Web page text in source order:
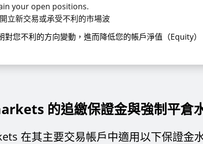
your open positions.
立新交易或承受不利的市場波
您不利的方向變動，進而降低您的帳戶淨值（Equity
的追繳保證金與強制平倉
在其主要交易帳戶中適用以下保證金